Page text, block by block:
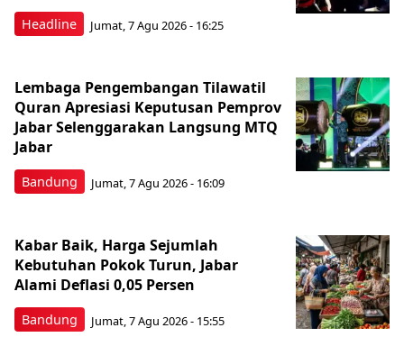
Headline Jumat, 7 Agu 2026 - 16:25
Bandung
Lembaga Pengembangan Tilawatil
Quran Apresiasi Keputusan Pemprov
Jabar Selenggarakan Langsung MTQ
Jabar
Jumat, 7 Agu 2026 - 16:09
Bandung
Kabar Baik, Harga Sejumlah
Kebutuhan Pokok Turun, Jabar
Alami Deflasi 0,05 Persen
Jumat, 7 Agu 2026 - 15:55